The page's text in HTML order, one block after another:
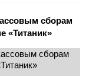
сборам
«Титаник»